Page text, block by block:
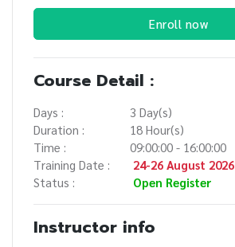
Enroll now
Course Detail :
Days :
3 Day(s)
Duration :
18 Hour(s)
Time :
09:00:00 - 16:00:00
Training Date :
24-26 August 2026
Status :
Open Register
Instructor info